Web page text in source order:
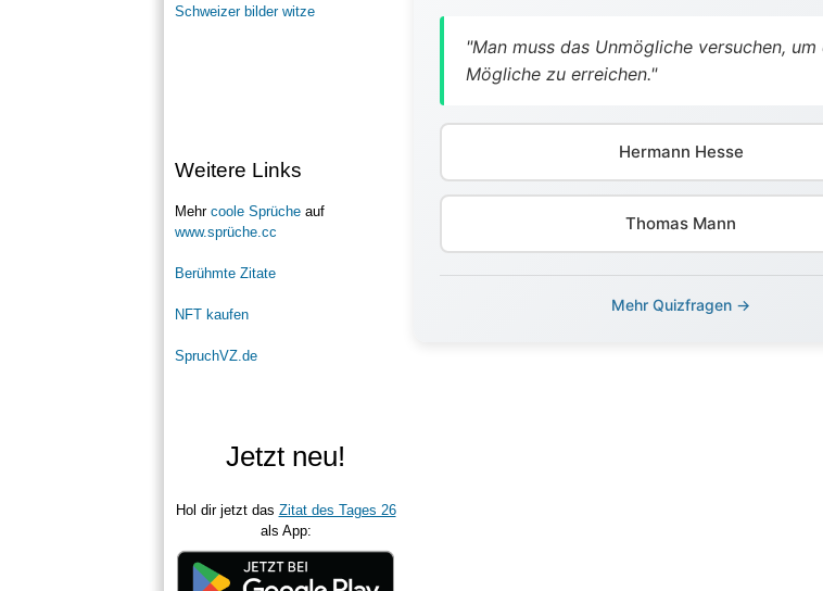
Schweizer bilder witze
Weitere Links
Mehr coole Sprücheauf
www.sprüche.cc
Berühmte Zitate
NFT kaufen
SpruchVZ.de
Jetzt neu!
Hol dir jetzt das Zitat des Tages 26
als App:
"Man muss das Unmögliche versuchen, um
Mögliche zu erreichen."
Hermann Hesse
Thomas Mann
Mehr Quizfragen →